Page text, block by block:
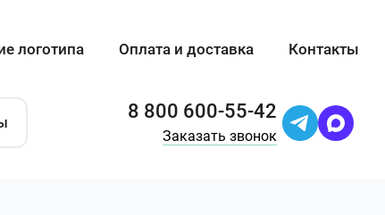
логотипа Оплата и доставка Контакты
8 800 600-55-42
Заказать звонок